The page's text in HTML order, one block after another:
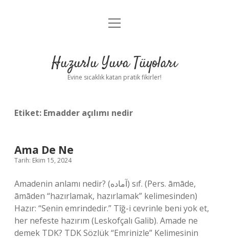
Anasayfa
Yasal Uyarı
menüyü
Huzurlu Yuva Tüyoları
Evine sıcaklık katan pratik fikirler!
Etiket: Emadder açılımı nedir
Ama De Ne
Tarih: Ekim 15, 2024
Amadenin anlamı nedir? (ﺁﻣﺎﺩﻩ) sıf. (Pers. āmāde,
āmāden “hazırlamak, hazırlamak” kelimesinden)
Hazır: “Senin emrindedir.” Tîğ-i cevrinle beni yok et,
her nefeste hazırım (Leskofçalı Galib). Amade ne
demek TDK? TDK Sözlük “Emrinizle” Kelimesinin